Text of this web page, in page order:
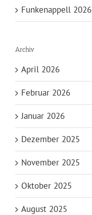
Funkenappell 2026
Archiv
April 2026
Februar 2026
Januar 2026
Dezember 2025
November 2025
Oktober 2025
August 2025